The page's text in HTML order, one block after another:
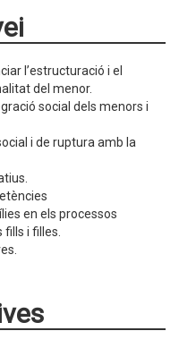
l’estructuració i el
del menor.
social dels menors i
i de ruptura amb la
en els processos
i filles.